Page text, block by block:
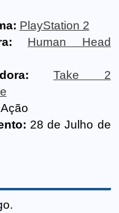
PlayStation 2
Human Head
Take 2
Ação
28 de Julho de